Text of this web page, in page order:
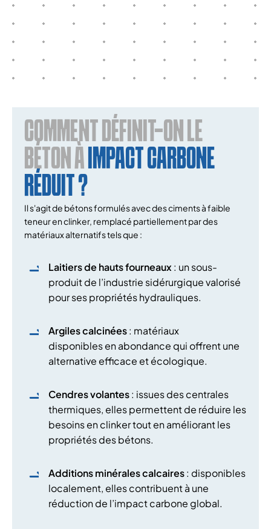
COMMENT DÉFINIT-ON LE
BÉTON À IMPACT CARBONE
RÉDUIT ?
Il s'agit de bétons formulés avec des ciments à faible
teneur en clinker, remplacé partiellement par des
matériaux alternatifs tels que :
Laitiers de hauts fourneaux: un sous-
produit de l’industrie sidérurgique valorisé
pour ses propriétés hydrauliques.
Argiles calcinées: matériaux
disponiblesen abondance qui offrent une
alternative efficace et écologique.
Cendres volantes: issues des centrales
thermiques, elles permettent de réduire les
besoins en clinker tout en améliorant les
propriétés des bétons.
Additions minérales calcaires: disponibles
localement, elles contribuent à une
réduction de l’impact carbone global.